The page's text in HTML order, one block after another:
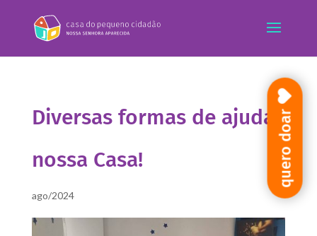
Diversas formas de ajudar
nossa Casa!
ago/2024
quero doar